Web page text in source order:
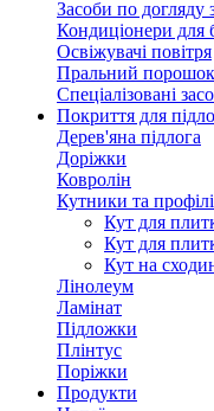
Засоби по догляду
Кондиціонери для
Освіжувачі повітря
Пральний порошок
Спеціалізовані
Покриття для
Дерев'яна підлога
Доріжки
Ковролін
Кутники та
Кут для
Кут для
Кут на
Лінолеум
Ламінат
Підложки
Плінтус
Поріжки
Продукти